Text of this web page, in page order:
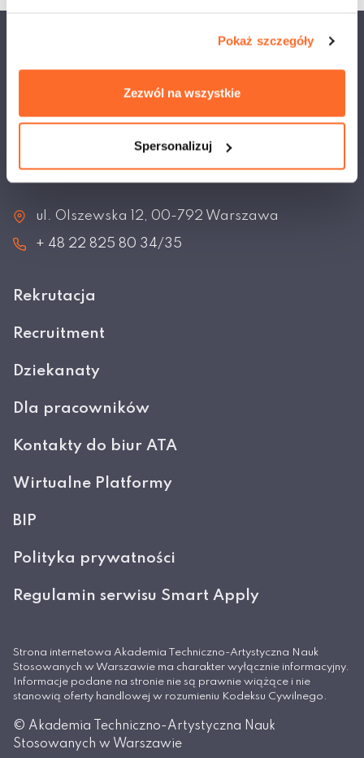
Pokaż szczegóły
Zezwól na wszystkie
Spersonalizuj
Warszawie
Najlepsza niepubliczna uczelnia
techniczno-artystyczna w Polsce
ul. Olszewska 12, 00-792 Warszawa
+ 48 22 825 80 34/35
Rekrutacja
Recruitment
Dziekanaty
Dla pracowników
Kontakty do biur ATA
Wirtualne Platformy
BIP
Polityka prywatności
Regulamin serwisu Smart Apply
Strona internetowa Akademia Techniczno-Artystyczna Nauk
Stosowanych w Warszawie ma charakter wyłącznie informacyjny.
Informacje podane na stronie nie są prawnie wiążące i nie
stanowią oferty handlowej w rozumieniu Kodeksu Cywilnego.
© Akademia Techniczno-Artystyczna Nauk
Stosowanych w Warszawie